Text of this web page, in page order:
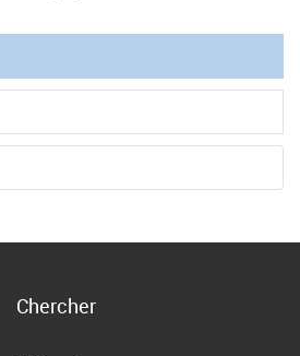
Chercher